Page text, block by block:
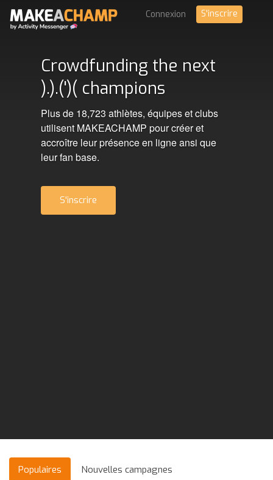
Connexion S'inscrire
Crowdfunding the next
).).(')( champions
Plus de 18,723 athlètes, équipes et clubs
utilisent MAKEACHAMP pour créer et
accroître leur présence en ligne ansi que
leur fan base.
S'inscrire
Populaires Nouvelles campagnes